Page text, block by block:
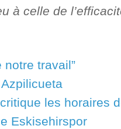
à celle de
notre travail”
les horaires
Eskisehirspor